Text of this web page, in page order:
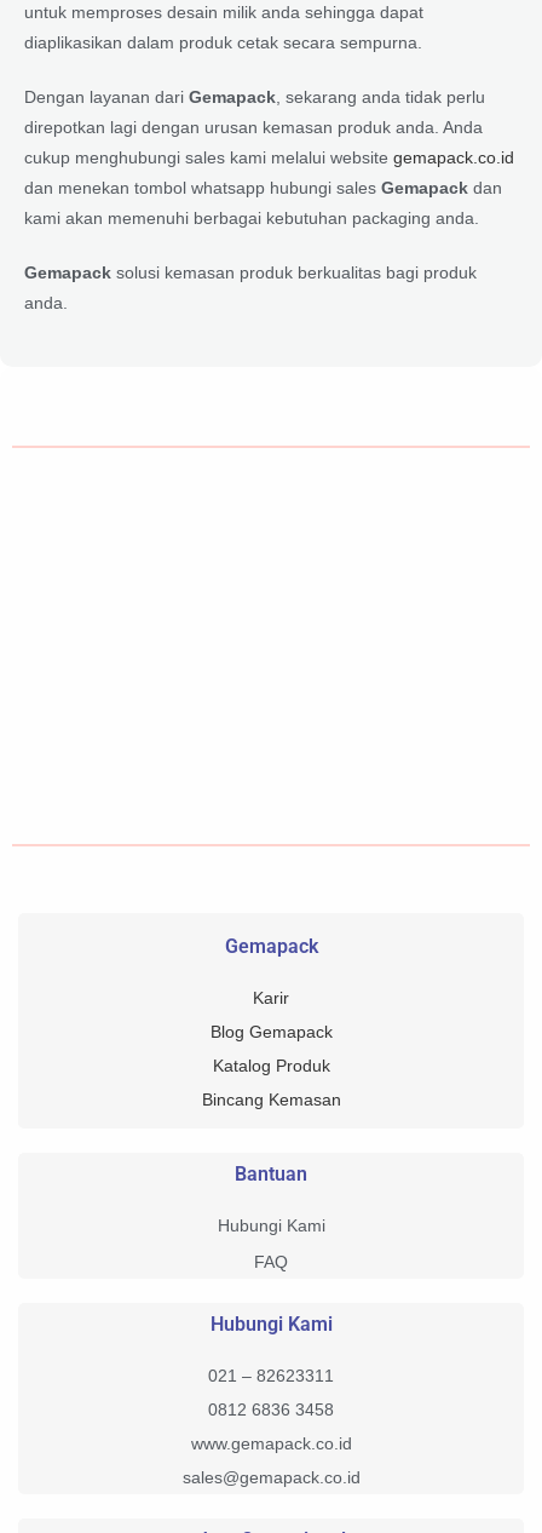
untuk memproses desain milik anda sehingga dapat
diaplikasikan dalam produk cetak secara sempurna.
Dengan layanan dari Gemapack , sekarang anda tidak perlu
direpotkan lagi dengan urusan kemasan produk anda. Anda
cukup menghubungi sales kami melalui website gemapack.co.id
dan menekan tombol whatsapp hubungi sales Gemapack dan
kami akan memenuhi berbagai kebutuhan packaging anda.
Gemapack solusi kemasan produk berkualitas bagi produk
anda.
Gemapack
Karir
Blog Gemapack
Katalog Produk
Bincang Kemasan
Bantuan
Hubungi Kami
FAQ
Hubungi Kami
021 – 82623311
0812 6836 3458
www.gemapack.co.id
sales@gemapack.co.id